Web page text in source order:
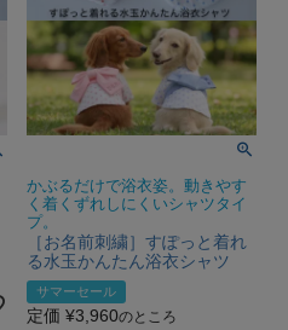
かぶるだけで浴衣姿。動きやす
く着くずれしにくいシャツタイ
プ。
［お名前刺繍］すぽっと着れ
る水玉かんたん浴衣シャツ
サマーセール
定価 ¥3,960のところ